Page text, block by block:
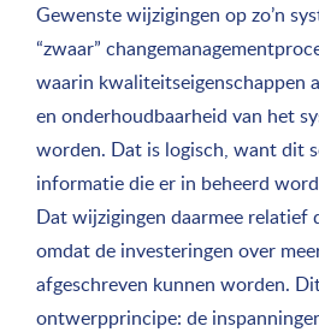
Gewenste wijzigingen op zo’n
“zwaar”
waarin kwaliteitseigenschappen
en onderhoudbaarheid van het
worden. Dat is logisch, want dit
informatie die er in beheerd
Dat wijzigingen daarmee relatief
omdat de investeringen over
afgeschreven kunnen worden.
ontwerpprincipe: de